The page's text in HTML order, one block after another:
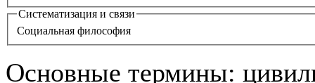
Систематизация и связи
Социальная философия
Основные термины: